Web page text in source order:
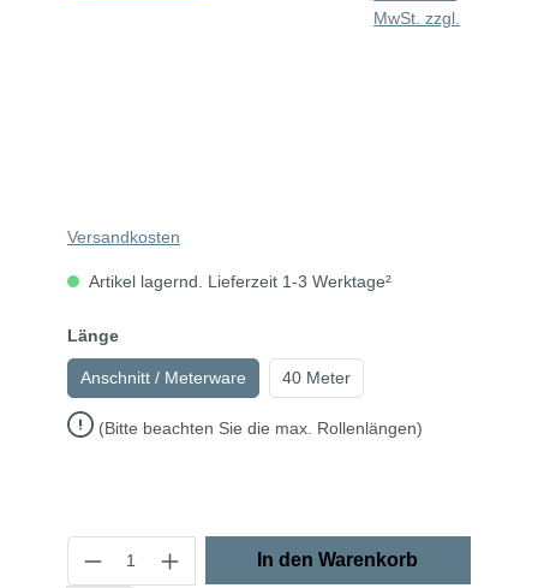
MwSt. zzgl.
Versandkosten
Artikel lagernd. Lieferzeit 1-3 Werktage²
Länge
Anschnitt / Meterware 40 Meter
(Bitte beachten Sie die max. Rollenlängen)
In den Warenkorb